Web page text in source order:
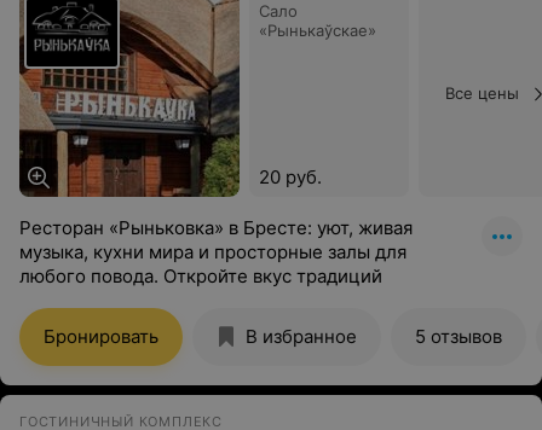
Сало
«Рынькаўскае»
20 руб.
Все цены
Ресторан «Рыньковка» в Бресте: уют, живая
музыка, кухни мира и просторные залы для
любого повода. Откройте вкус традиций
Бронировать В избранное 5 отзывов
ГОСТИНИЧНЫЙ КОМПЛЕКС